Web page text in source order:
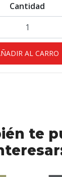
Cantidad
te